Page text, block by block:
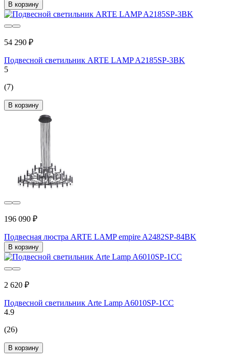
В корзину
54 290 ₽
Подвесной светильник ARTE LAMP A2185SP-3BK
5
(7)
В корзину
196 090 ₽
Подвесная люстра ARTE LAMP empire A2482SP-84BK
В корзину
2 620 ₽
Подвесной светильник Arte Lamp A6010SP-1CC
4.9
(26)
В корзину